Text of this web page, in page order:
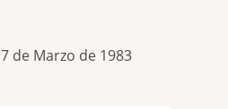
7 de Marzo de 1983